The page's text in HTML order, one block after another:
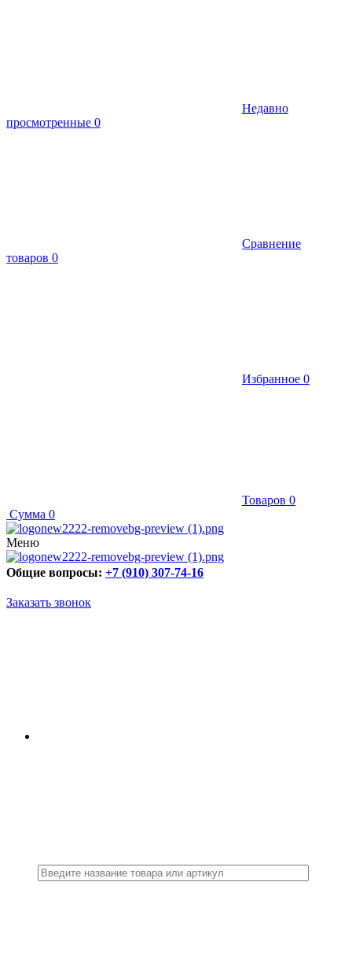
Недавно
просмотренные 0
Сравнение
товаров 0
Избранное 0
Товаров 0
Сумма 0
Меню
Общие вопросы: +7 (910) 307-74-16
Заказать звонок